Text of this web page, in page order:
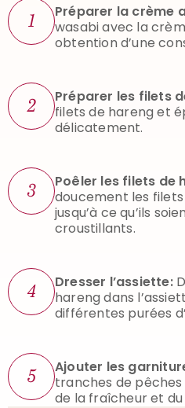
1 Préparer la crème
wasabi avec la
obtention d’une
2 Préparer les filets
filets de hareng et
délicatement.
3 Poêler les filets de
doucement les
jusqu’à ce qu’ils
croustillants.
4 Dresser l’assiette:
hareng dans
différentes purées
5 Ajouter les
tranches de
de la fraîcheur et